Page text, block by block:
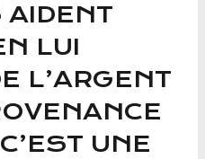
AIDENT
LUI
L’ARGENT
UNE